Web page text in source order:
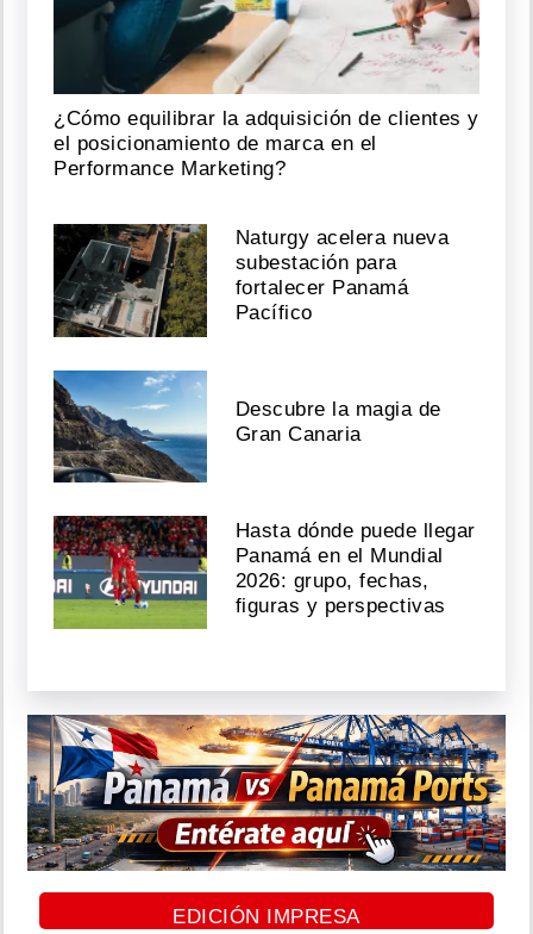
¿Cómo equilibrar la adquisición de clientes y
el posicionamiento de marca en el
Performance Marketing?
Naturgy acelera nueva
subestación para
fortalecer Panamá
Pacífico
Descubre la magia de
Gran Canaria
Hasta dónde puede llegar
Panamá en el Mundial
2026: grupo, fechas,
figuras y perspectivas
EDICIÓN IMPRESA